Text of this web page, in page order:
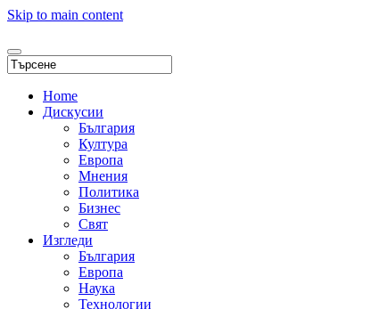
Skip to main content
Home
Дискусии
България
Култура
Европа
Мнения
Политика
Бизнес
Свят
Изгледи
България
Европа
Наука
Технологии